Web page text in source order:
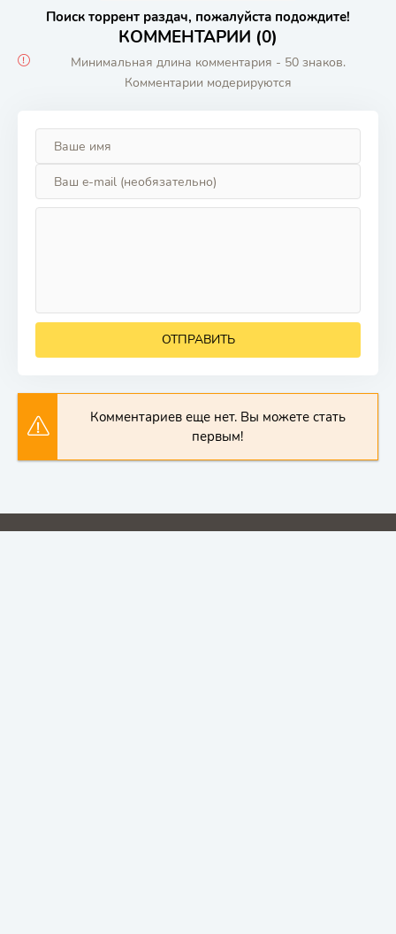
Поиск торрент раздач, пожалуйста подождите!
КОММЕНТАРИИ (0)
Минимальная длина комментария - 50 знаков.
Комментарии модерируются
ОТПРАВИТЬ
Комментариев еще нет. Вы можете стать
первым!